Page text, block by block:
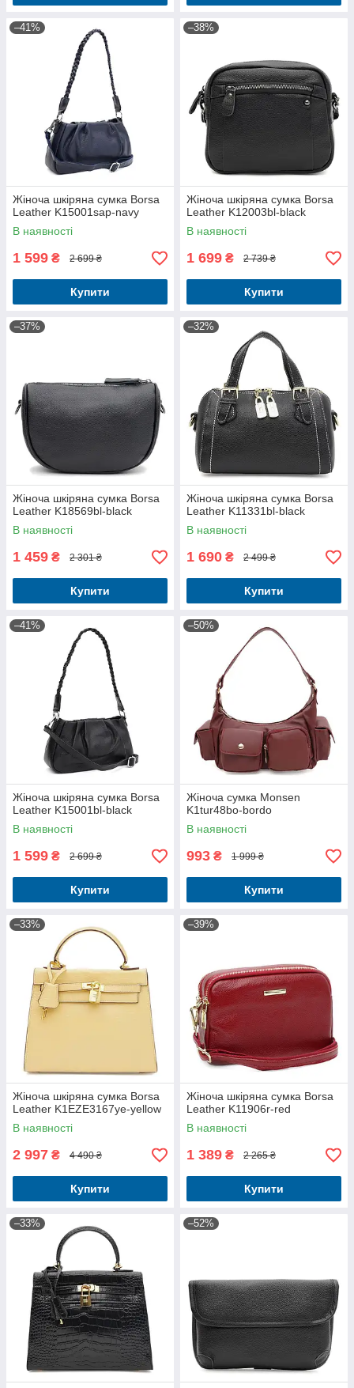
–41%
Жіноча шкіряна сумка Borsa
Leather K15001sap-navy
В наявності
1 599 ₴ 2 699 ₴
Купити
–38%
Жіноча шкіряна сумка Borsa
Leather K12003bl-black
В наявності
1 699 ₴ 2 739 ₴
Купити
–37%
Жіноча шкіряна сумка Borsa
Leather K18569bl-black
В наявності
1 459 ₴ 2 301 ₴
Купити
–32%
Жіноча шкіряна сумка Borsa
Leather K11331bl-black
В наявності
1 690 ₴ 2 499 ₴
Купити
–41%
Жіноча шкіряна сумка Borsa
Leather K15001bl-black
В наявності
1 599 ₴ 2 699 ₴
Купити
–50%
Жіноча сумка Monsen
K1tur48bo-bordo
В наявності
993 ₴ 1 999 ₴
Купити
–33%
Жіноча шкіряна сумка Borsa
Leather K1EZE3167ye-yellow
В наявності
2 997 ₴ 4 490 ₴
Купити
–39%
Жіноча шкіряна сумка Borsa
Leather K11906r-red
В наявності
1 389 ₴ 2 265 ₴
Купити
–33% –52%